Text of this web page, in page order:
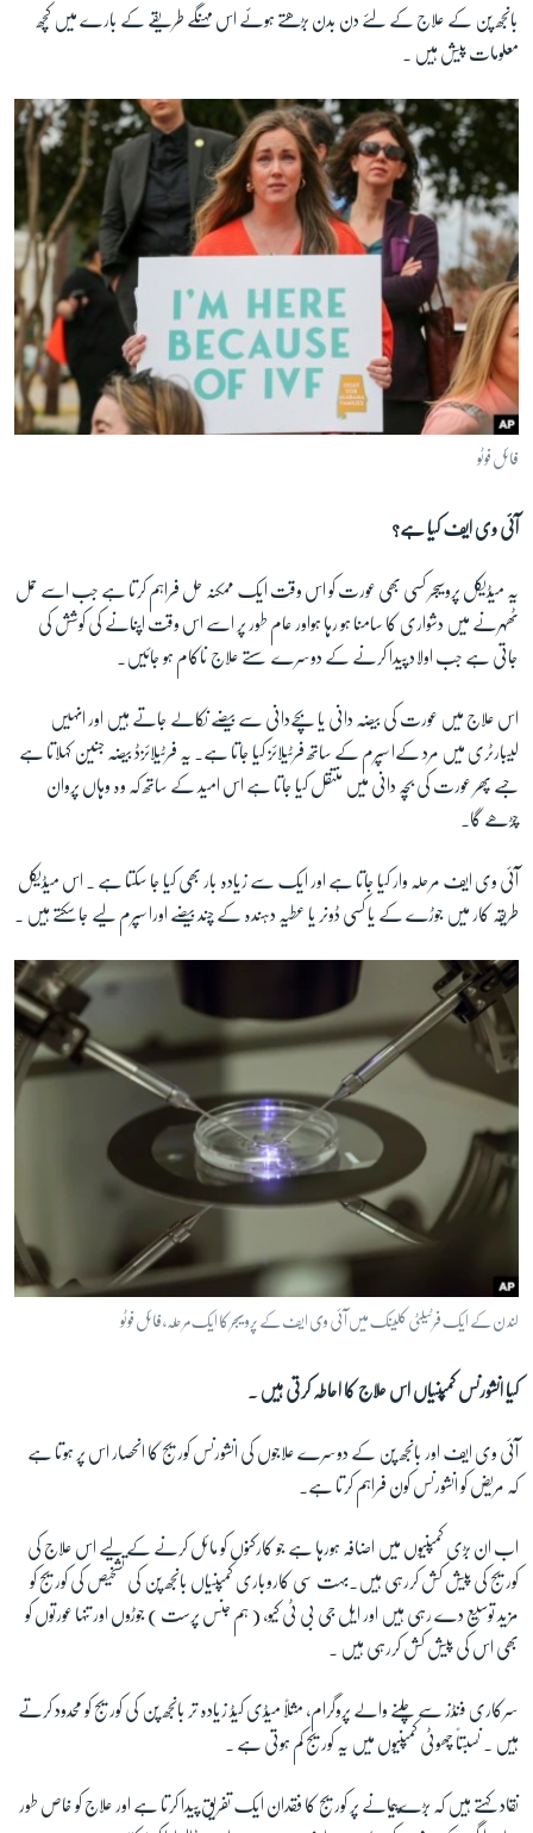
بانجھ پن کے علاج کے لئے دن بدن بڑھتے ہوئے اس مہنگے طریقے کے بارے میں کچھ
معلومات پیش ہیں ۔
فائل فوٹو
آئی وی ایف کیا ہے؟
یہ میڈیکل پروسیجر کسی بھی عورت کو اس وقت ایک ممکنہ حل فراہم کرتا ہے جب اسے حمل
ٹھہرنے میں دشواری کا سامنا ہو رہا ہواور عام طور پر اسے اس وقت اپنانے کی کوشش کی
جاتی ہے جب اولاد پیدا کرنے کے دوسرے سستے علاج ناکام ہو جائیں۔
اس علاج میں عورت کی بیضہ دانی یا بچےدانی سے بیضے نکالے جاتے ہیں اور انہیں
لیبارٹری میں مرد کےا سپرم کے ساتھ فرٹیلائز کیا جاتا ہے۔ یہ فرٹیلائزڈ بیضہ جنین کہلاتا ہے
جسے پھر عورت کی بچہ دانی میں منتقل کیا جاتا ہے اس امید کے ساتھ کہ وہ وہاں پروان
چڑھے گا۔
آئی وی ایف مرحلہ وار کیا جاتا ہے اور ایک سے زیادہ بار بھی کیا جا سکتا ہے ۔ اس میڈیکل
طریقہ کار میں جوڑے کے یا کسی ڈونر یا عطیہ دہندہ کے چند بیضے اورا سپرم لیے جا سکتے ہیں ۔
لند ن کے ایک فرٹیلٹی کلینک میں آئی وی ایف کے پروسیجر کا ایک مرحلہ، فائل فوٹو
کیا انشورنس کمپنیاں اس علاج کا احاطہ کرتی ہیں ۔
آئی وی ایف اور بانجھ پن کے دوسرے علاجوں کی انشورنس کوریج کا انحصار اس پر ہوتا ہے
کہ مریض کو انشورنس کون فراہم کرتا ہے۔
اب ان بڑی کمپنیوں میں اضافہ ہورہا ہے جو کارکنوں کو مائل کرنے کے لیے اس علاج کی
کوریج کی پیش کش کررہی ہیں۔بہت سی کاروباری کمپنیاں بانجھ پن کی تشخیص کی کوریج کو
مزید توسیع دے رہی ہیں اور ایل جی بی ٹی کیو، ( ہم جنس پرست ) جوڑوں اور تنہا عورتوں کو
بھی اس کی پیش کش کررہی ہیں ۔
سرکاری فنڈز سے چلنے والے پروگرام، مثلاً میڈی کیڈ زیادہ تر بانجھ پن کی کوریج کو محدود کرتے
ہیں ۔ نسبتاً چھوٹی کمپنیوں میں یہ کوریج کم ہوتی ہے ۔
نقاد کہتے ہیں کہ بڑےپیمانے پر کوریج کا فقدان ایک تفریق پیدا کرتا ہے اور علاج کو خاص طور